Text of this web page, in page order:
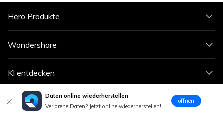
Hero Produkte
Wondershare
KI entdecken
Hilfe-Center
Daten online wiederherstellen
Verlorene Daten? Jetzt online wiederherstellen!
öffnen